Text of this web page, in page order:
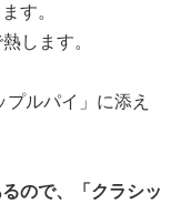
す。
します。
ルパイ」に添え
ので、「クラシッ